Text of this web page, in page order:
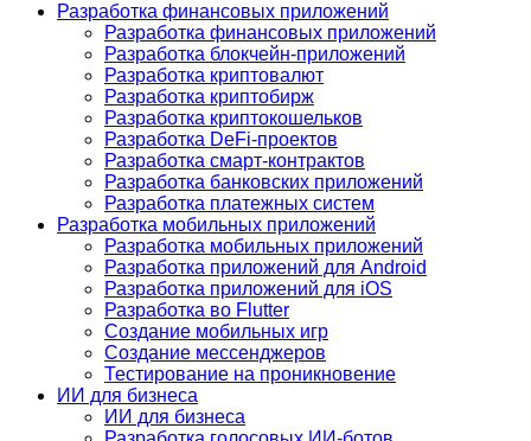
Разработка финансовых приложений
Разработка финансовых приложений
Разработка блокчейн-приложений
Разработка криптовалют
Разработка криптобирж
Разработка криптокошельков
Разработка DeFi-проектов
Разработка смарт-контрактов
Разработка банковских приложений
Разработка платежных систем
Разработка мобильных приложений
Разработка мобильных приложений
Разработка приложений для Android
Разработка приложений для iOS
Разработка во Flutter
Создание мобильных игр
Создание мессенджеров
Тестирование на проникновение
ИИ для бизнеса
ИИ для бизнеса